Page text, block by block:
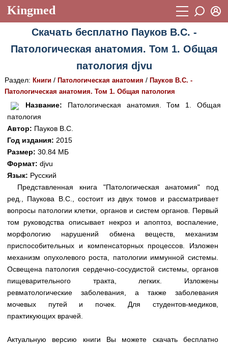
Kingmed
Учебный материал
Видеогалерея 899
Истории болезней 1268
Лекции и презентации
Аккредитационные тесты
Методические рекомендации
Научно-популярное
Статьи
Новости (244)
Медицинская стандартизация
Нормативы экстренной и неотложной помощи
Нормы лабораторных и инструментальных
исследований
FAQ
Восстановить пароль
Регистрация
Скачать бесплатно Пауков В.С. -
Патологическая анатомия. Том 1. Общая
патология djvu
Раздел: Книги/ Патологическая анатомия / Пауков В.С. -
Патологическая анатомия. Том 1. Общая патология
Название: Патологическая анатомия. Том 1. Общая
патология
Автор: Пауков В.С.
Год издания: 2015
Размер: 30.84 МБ
Формат: djvu
Язык: Русский
Представленная книга "Патологическая анатомия" под
ред., Паукова В.С., состоит из двух томов и рассматривает
вопросы патологии клетки, органов и систем органов. Первый
том руководства описывает некроз и апоптоз, воспаление,
морфологию нарушений обмена веществ, механизм
приспособительных и компенсаторных процессов. Изложен
механизм опухолевого роста, патологии иммунной системы.
Освещена патология сердечно-сосудистой системы, органов
пищеварительного тракта, легких. Изложены
ревматологические заболевания, а также заболевания
мочевых путей и почек. Для студентов-медиков,
практикующих врачей.
Актуальную версию книги Вы можете скачать бесплатно